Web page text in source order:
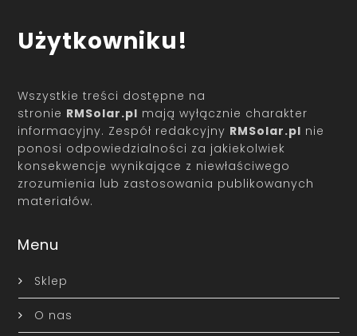
Użytkowniku!
Wszystkie treści dostępne na
stronie RMSolar.pl mają wyłącznie charakter
informacyjny. Zespół redakcyjny RMSolar.pl nie
ponosi odpowiedzialności za jakiekolwiek
konsekwencje wynikające z niewłaściwego
zrozumienia lub zastosowania publikowanych
materiałów.
Menu
Sklep
O nas